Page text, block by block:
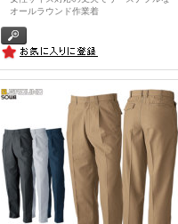
オールラウンド作業着